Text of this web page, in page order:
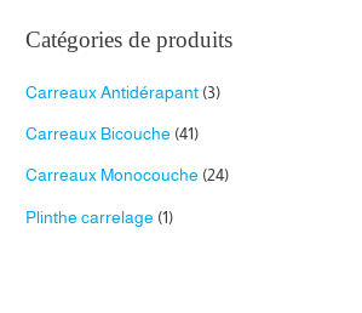
d
e
o
u
i
s
Catégories de produits
Carreaux Antidérapant (3)
Carreaux Bicouche (41)
Carreaux Monocouche (24)
Plinthe carrelage (1)